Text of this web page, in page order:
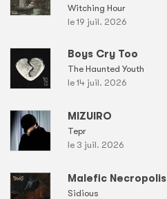
Witching Hour
le 19 juil. 2026
Boys Cry Too
The Haunted Youth
le 14 juil. 2026
MIZUIRO
Tepr
le 3 juil. 2026
Malefic Necropolis
Sidious